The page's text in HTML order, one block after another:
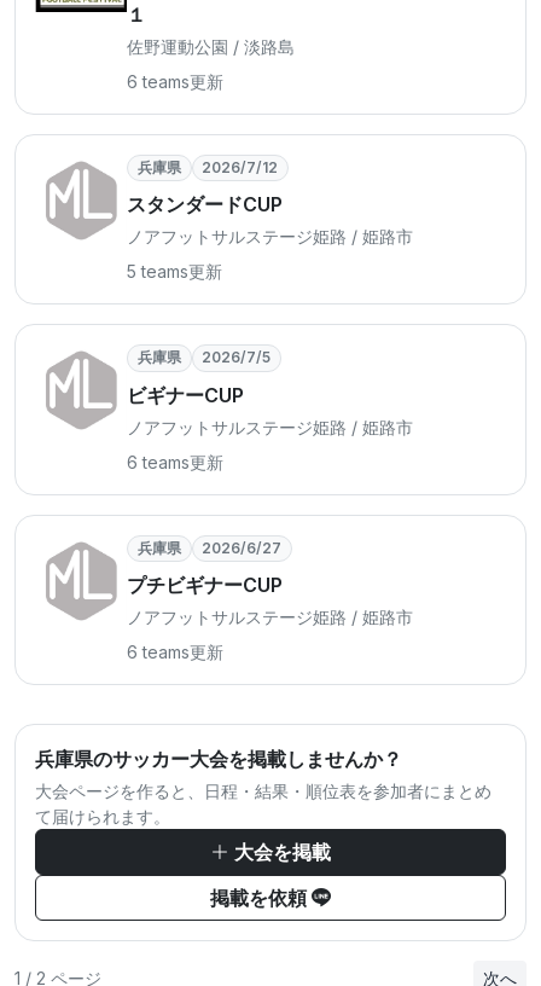
１
佐野運動公園 / 淡路島
6 teams更新
兵庫県 2026/7/12
スタンダードCUP
ノアフットサルステージ姫路 / 姫路市
5 teams更新
兵庫県 2026/7/5
ビギナーCUP
ノアフットサルステージ姫路 / 姫路市
6 teams更新
兵庫県 2026/6/27
プチビギナーCUP
ノアフットサルステージ姫路 / 姫路市
6 teams更新
兵庫県のサッカー大会を掲載しませんか？
大会ページを作ると、日程・結果・順位表を参加者にまとめ
て届けられます。
大会を掲載
掲載を依頼
1 / 2 ページ 次へ